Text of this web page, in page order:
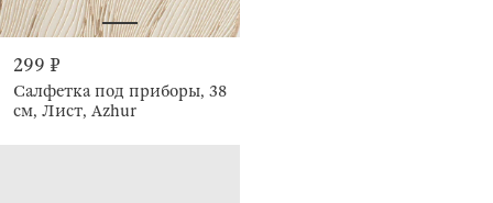
299 ₽
Салфетка под приборы, 38
см, Лист, Azhur